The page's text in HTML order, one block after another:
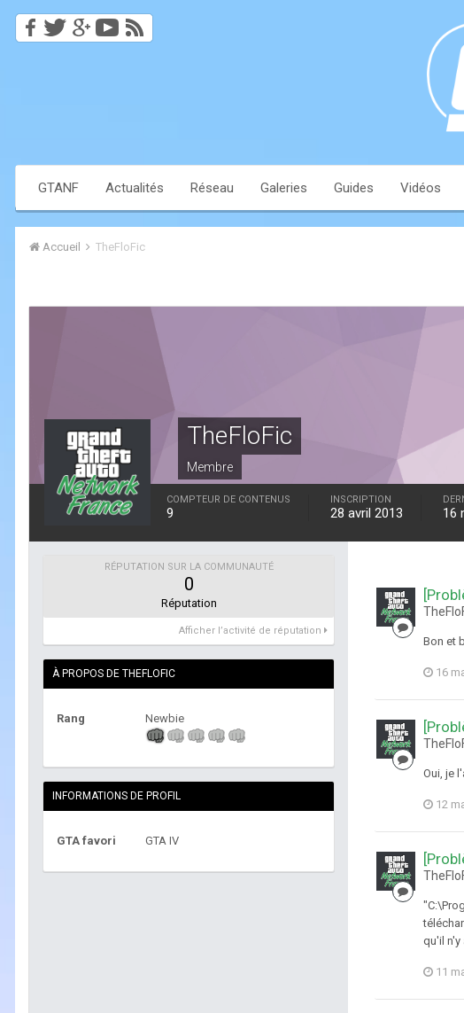
GTANF Actualités Réseau Galeries Guides Vidéos
Accueil TheFloFic
TheFloFic
Membre
COMPTEUR DE CONTENUS
9
INSCRIPTION
28 avril 2013 16
RÉPUTATION SUR LA COMMUNAUTÉ
0
Réputation
Afficher l’activité de réputation
À PROPOS DE THEFLOFIC
Rang Newbie
INFORMATIONS DE PROFIL
GTA favori GTA IV
Bon et
16
Oui, je
12
qu'il n'y
11